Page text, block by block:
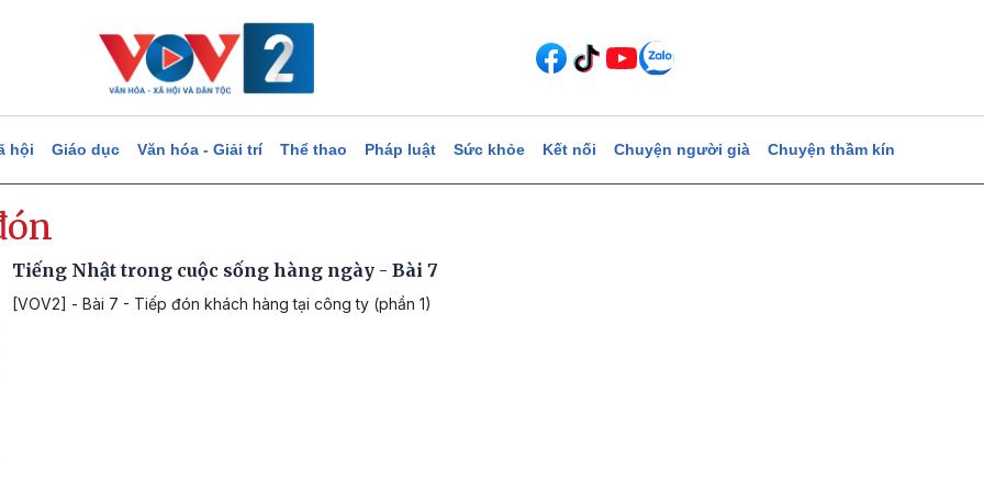
hội Giáo dục Văn hóa - Giải trí Thể thao Pháp luật Sức khỏe Kết nối Chuyện người già Chuyện thầm kín
Tiếng Nhật trong cuộc sống hàng ngày - Bài 7
[VOV2] - Bài 7 - Tiếp đón khách hàng tại công ty (phần 1)